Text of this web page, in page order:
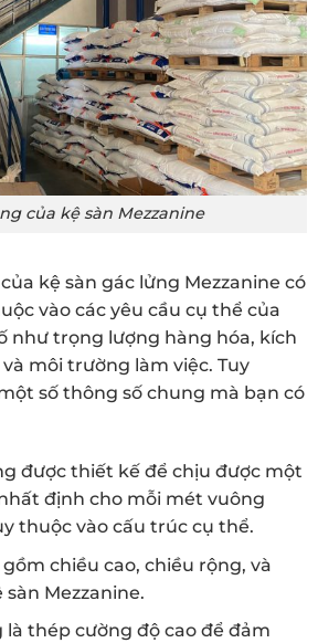
của kệ sàn Mezzanine
kệ sàn gác lửng Mezzanine có
vào các yêu cầu cụ thể của
như trọng lượng hàng hóa, kích
môi trường làm việc. Tuy
số thông số chung mà bạn có
được thiết kế để chịu được một
định cho mỗi mét vuông
thuộc vào cấu trúc cụ thể.
chiều cao, chiều rộng, và
Mezzanine.
là thép cường độ cao để đảm